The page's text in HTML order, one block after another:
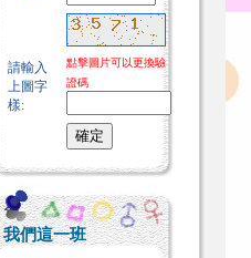
請輸入
上圖字
樣:
點擊圖片可以更換驗
證碼
我們這一班